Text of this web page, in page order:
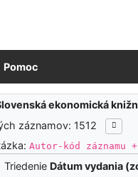
Pomoc
ekonomická
záznamov: 1512
Autor-kód záznamu
Triedenie Dátum vydania